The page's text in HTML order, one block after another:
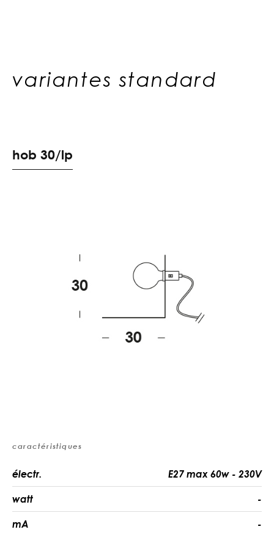
variantes standard
hob 30/lp
caractéristiques
électr. E27 max 60w - 230V
watt -
mA -